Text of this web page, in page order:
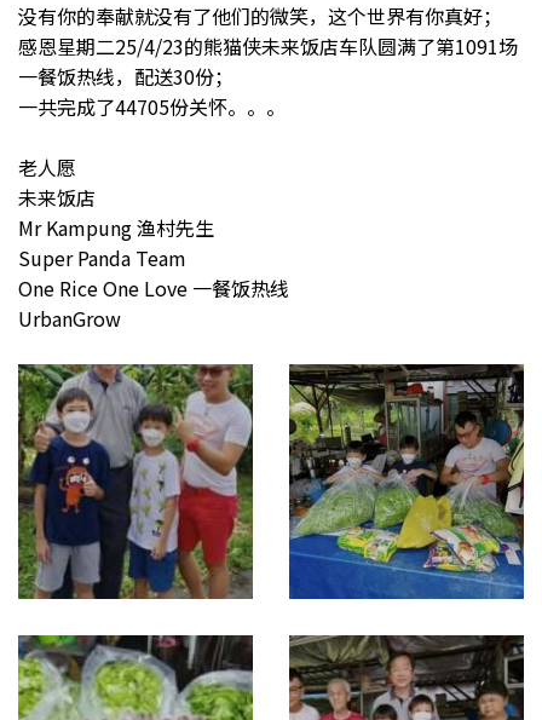
没有你的奉献就没有了他们的微笑，这个世界有你真好；
感恩星期二25/4/23的熊猫侠未来饭店车队圆满了第1091场
一餐饭热线，配送30份；
一共完成了44705份关怀。。。
老人愿
未来饭店
Mr Kampung 渔村先生
Super Panda Team
One Rice One Love 一餐饭热线
UrbanGrow